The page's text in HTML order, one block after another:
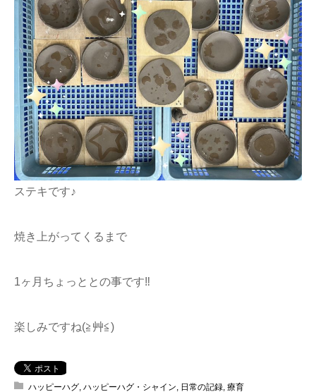
ステキです♪
焼き上がってくるまで
1ヶ月ちょっととの事です‼︎
楽しみですね(≧艸≦)
ハッピーハグ, ハッピーハグ・シャイン, 日常の記録, 療育